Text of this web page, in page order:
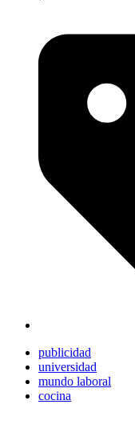
publicidad
universidad
mundo laboral
cocina